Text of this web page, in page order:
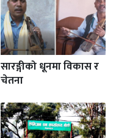
सारङ्गीको धूनमा विकास र
चेतना